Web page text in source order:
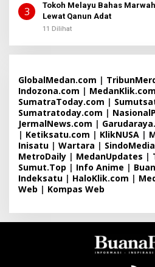
3
Tokoh Melayu Bahas
Lewat Qanun Adat
11 Dilihat
GlobalMedan.com |
Indozona.com | MedanKlik.com
SumatraToday.com |
Sumatratoday.com |
JermalNews.com |
| Ketiksatu.com | KlikNUSA |
Inisatu | Wartara | SindoMedia
MetroDaily | MedanUpdates |
Sumut.Top | Info Anime |
Indeksatu | HaloKlik.com |
Web | Kompas Web